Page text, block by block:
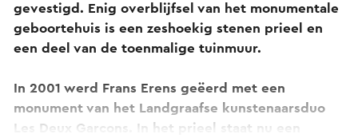
gevestigd. Enig overblijfsel van het monumentale
geboortehuis is een zeshoekig stenen prieel en
een deel van de toenmalige tuinmuur.
In 2001 werd Frans Erens geëerd met een
monument van het Landgraafse kunstenaarsduo
Les Deux Garcons. In het prieel staat nu een